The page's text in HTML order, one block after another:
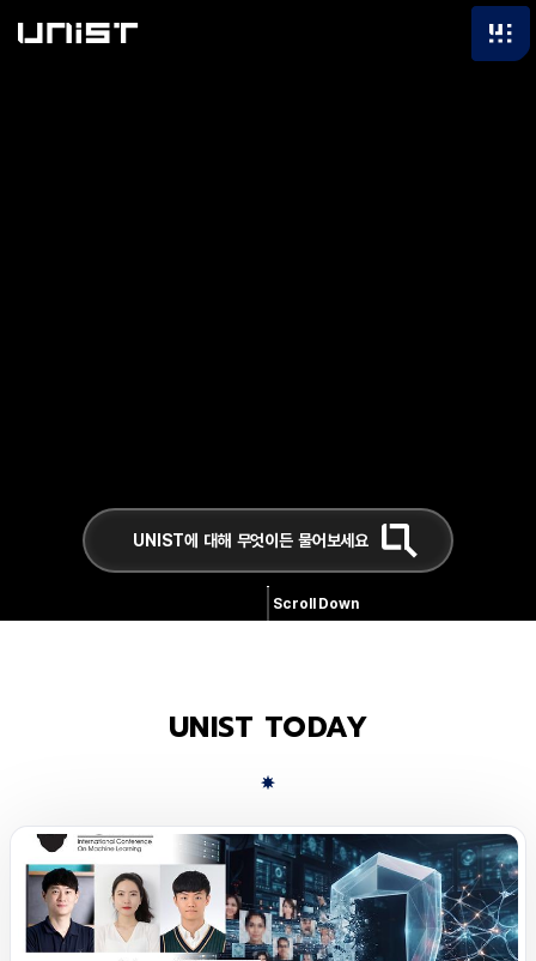
Scroll Down
UNIST TODAY